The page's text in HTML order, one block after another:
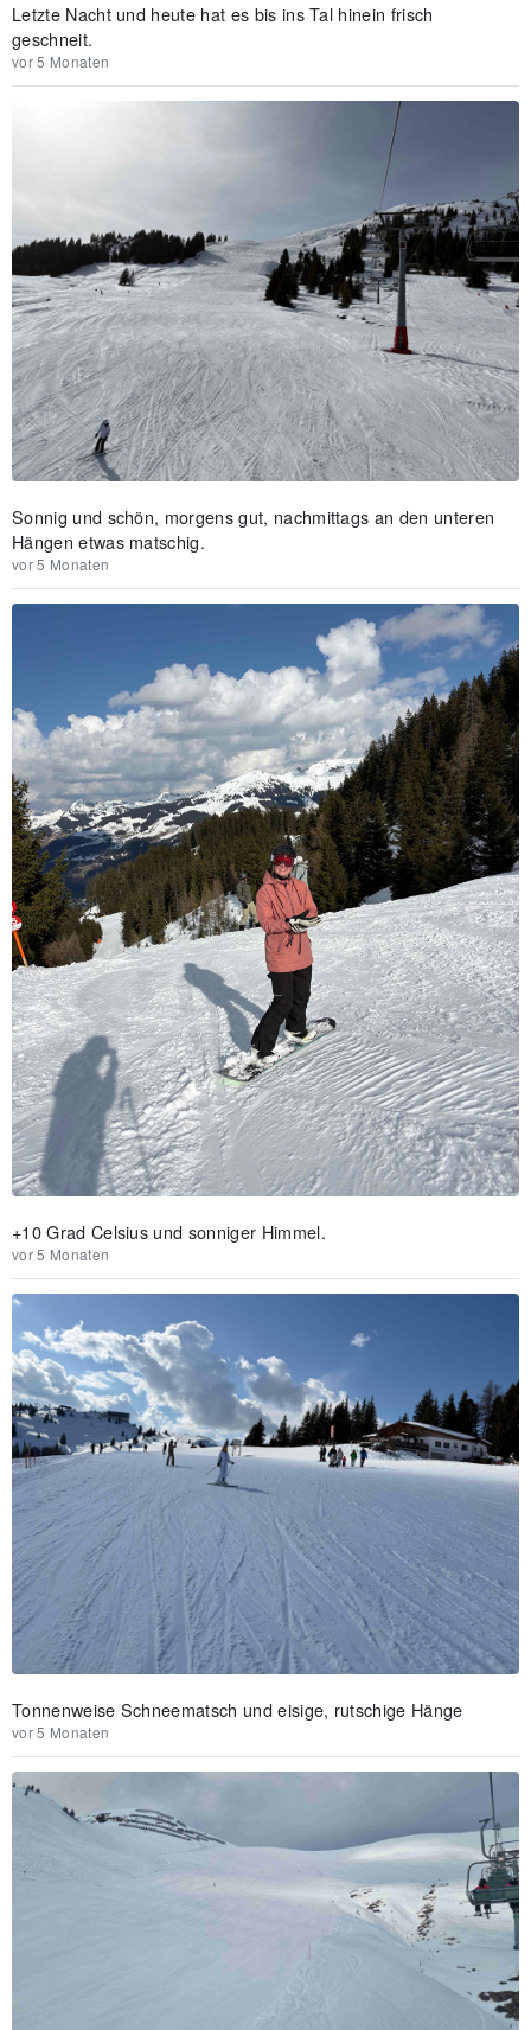
Letzte Nacht und heute hat es bis ins Tal hinein frisch
geschneit.
vor 5 Monaten
Sonnig und schön, morgens gut, nachmittags an den unteren
Hängen etwas matschig.
vor 5 Monaten
+10 Grad Celsius und sonniger Himmel.
vor 5 Monaten
Tonnenweise Schneematsch und eisige, rutschige Hänge
vor 5 Monaten